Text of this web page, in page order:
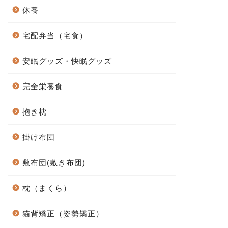
休養
宅配弁当（宅食）
安眠グッズ・快眠グッズ
完全栄養食
抱き枕
掛け布団
敷布団(敷き布団)
枕（まくら）
猫背矯正（姿勢矯正）